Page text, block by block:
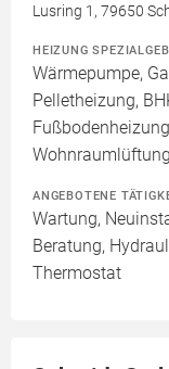
Lusring 1, 79650
HEIZUNG
Wärmepumpe,
Pelletheizung,
ANGEBOTENE
Wartung,
Beratung,
Thermostat